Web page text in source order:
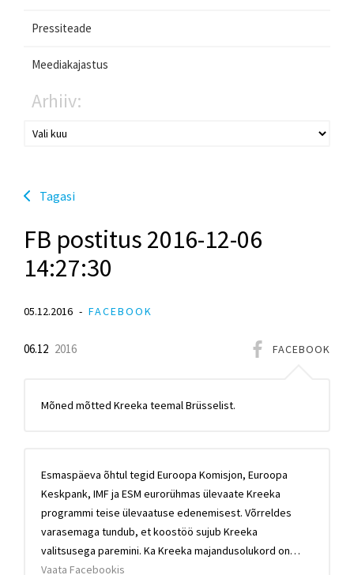
Pressiteade
Meediakajastus
Arhiiv:
Tagasi
FB postitus 2016-12-06
14:27:30
05.12.2016 FACEBOOK
FACEBOOK
06.12 2016
Mõned mõtted Kreeka teemal Brüsselist.
Esmaspäeva õhtul tegid Euroopa Komisjon, Euroopa
Keskpank, IMF ja ESM eurorühmas ülevaate Kreeka
programmi teise ülevaatuse edenemisest. Võrreldes
varasemaga tundub, et koostöö sujub Kreeka
valitsusega paremini. Ka Kreeka majandusolukord on…
Vaata Facebookis